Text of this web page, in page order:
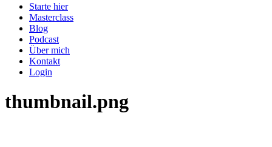
Starte hier
Masterclass
Blog
Podcast
Über mich
Kontakt
Login
thumbnail.png